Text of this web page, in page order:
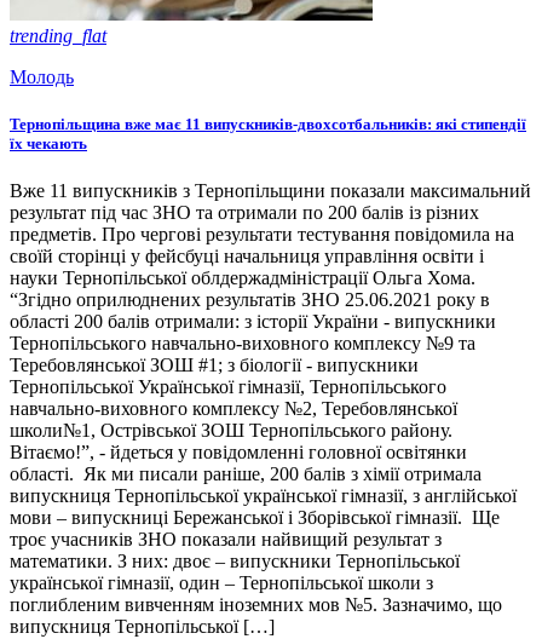
trending_flat
Молодь
Тернопільщина вже має 11 випускників-двохсотбальників: які стипендії
їх чекають
Вже 11 випускників з Тернопільщини показали максимальний
результат під час ЗНО та отримали по 200 балів із різних
предметів. Про чергові результати тестування повідомила на
своїй сторінці у фейсбуці начальниця управління освіти і
науки Тернопільської облдержадміністрації Ольга Хома.
“Згідно оприлюднених результатів ЗНО 25.06.2021 року в
області 200 балів отримали: з історії України - випускники
Тернопільського навчально-виховного комплексу №9 та
Теребовлянської ЗОШ #1; з біології - випускники
Тернопільської Української гімназії, Тернопільського
навчально-виховного комплексу №2, Теребовлянської
школи№1, Острівської ЗОШ Тернопільського району.
Вітаємо!”, - йдеться у повідомленні головної освітянки
області. Як ми писали раніше, 200 балів з хімії отримала
випускниця Тернопільської української гімназії, з англійської
мови – випускниці Бережанської і Зборівської гімназії. Ще
троє учасників ЗНО показали найвищий результат з
математики. З них: двоє – випускники Тернопільської
української гімназії, один – Тернопільської школи з
поглибленим вивченням іноземних мов №5. Зазначимо, що
випускниця Тернопільської […]